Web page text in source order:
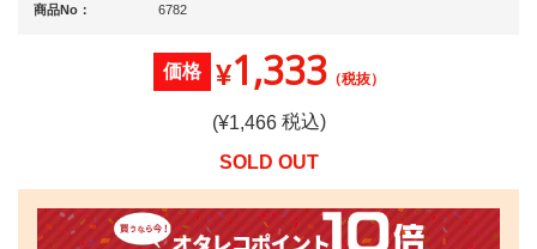
商品No： 6782
価格 ¥1,333（税抜）
(¥1,466税込)
SOLD OUT